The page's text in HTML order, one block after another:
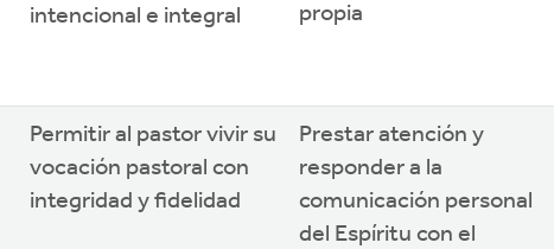
intencional e integral
propia
Permitir al pastor vivir su
vocación pastoral con
integridad y fidelidad
Prestar atención y
responder a la
comunicación personal
del Espíritu con el